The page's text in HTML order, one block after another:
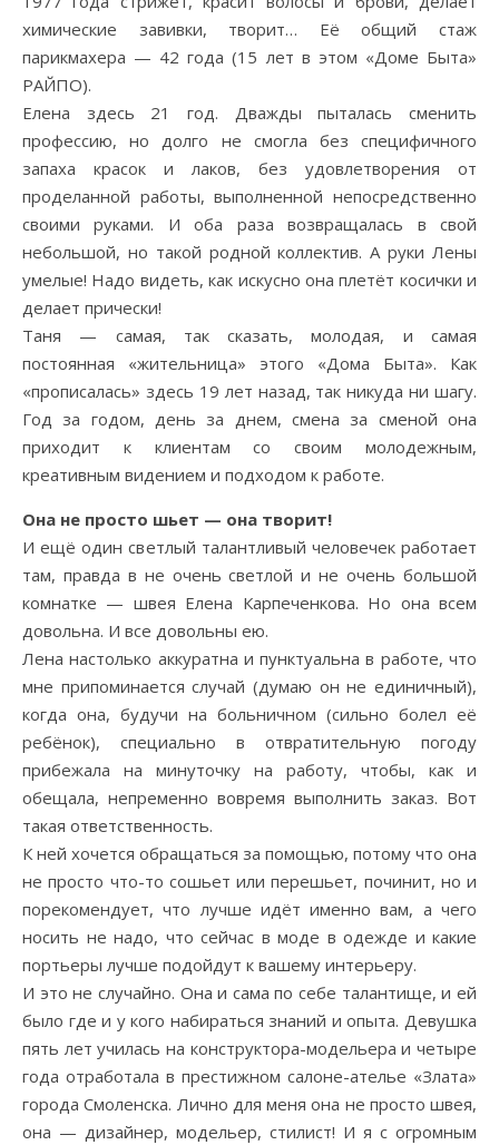
химические завивки, творит… Её общий стаж
парикмахера — 42 года (15 лет в этом «Доме Быта»
РАЙПО).
Елена здесь 21 год. Дважды пыталась сменить
профессию, но долго не смогла без специфичного
запаха красок и лаков, без удовлетворения от
проделанной работы, выполненной непосредственно
своими руками. И оба раза возвращалась в свой
небольшой, но такой родной коллектив. А руки Лены
умелые! Надо видеть, как искусно она плетёт косички и
делает прически!
Таня — самая, так сказать, молодая, и самая
постоянная «жительница» этого «Дома Быта». Как
«прописалась» здесь 19 лет назад, так никуда ни шагу.
Год за годом, день за днем, смена за сменой она
приходит к клиентам со своим молодежным,
креативным видением и подходом к работе.
Она не просто шьет — она творит!
И ещё один светлый талантливый человечек работает
там, правда в не очень светлой и не очень большой
комнатке — швея Елена Карпеченкова. Но она всем
довольна. И все довольны ею.
Лена настолько аккуратна и пунктуальна в работе, что
мне припоминается случай (думаю он не единичный),
когда она, будучи на больничном (сильно болел её
ребёнок), специально в отвратительную погоду
прибежала на минуточку на работу, чтобы, как и
обещала, непременно вовремя выполнить заказ. Вот
такая ответственность.
К ней хочется обращаться за помощью, потому что она
не просто что-то сошьет или перешьет, починит, но и
порекомендует, что лучше идёт именно вам, а чего
носить не надо, что сейчас в моде в одежде и какие
портьеры лучше подойдут к вашему интерьеру.
И это не случайно. Она и сама по себе талантище, и ей
было где и у кого набираться знаний и опыта. Девушка
пять лет училась на конструктора-модельера и четыре
года отработала в престижном салоне-ателье «Злата»
города Смоленска. Лично для меня она не просто швея,
она — дизайнер, модельер, стилист! И я с огромным